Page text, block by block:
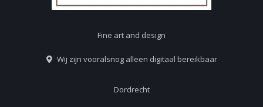
Fine art and design
Wij zijn vooralsnog alleen digitaal bereikbaar
Dordrecht